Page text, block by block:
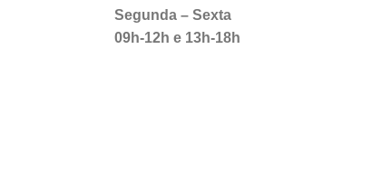
Segunda – Sexta
09h-12h e 13h-18h